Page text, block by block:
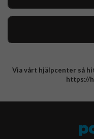
Integritetspolicy
Via vårt hjälpcenter så
https://